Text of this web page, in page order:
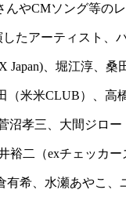
んやCMソング等のレ
したアーティスト、
Japan)、堀江淳、桑
（米米CLUB）、高
沼孝三、大間ジロー
裕二（exチェッカー
有希、水瀬あやこ、